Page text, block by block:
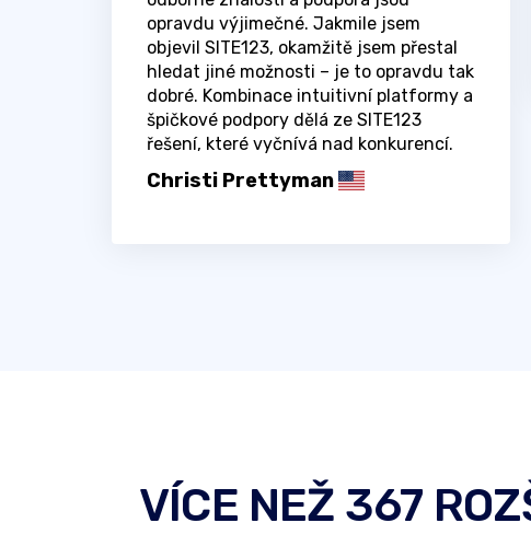
opravdu výjimečné. Jakmile jsem
objevil SITE123, okamžitě jsem přestal
hledat jiné možnosti – je to opravdu tak
dobré. Kombinace intuitivní platformy a
špičkové podpory dělá ze SITE123
řešení, které vyčnívá nad konkurencí.
Christi Prettyman
VÍCE NEŽ 367